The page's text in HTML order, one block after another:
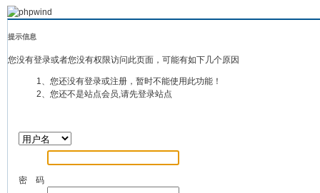
提示信息
您没有登录或者您没有权限访问此页面，可能有如下几个原因
1、您还没有登录或注册，暂时不能使用此功能！
2、您还不是站点会员,请先登录站点
密 码